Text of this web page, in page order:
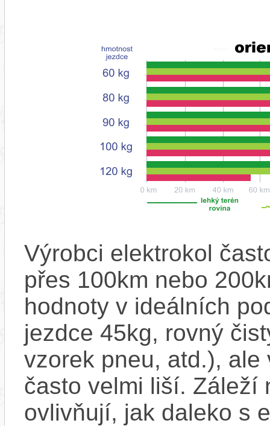
Výrobci elektrokol
přes 100km nebo
hodnoty v ideálních
jezdce 45kg, rovný
vzorek pneu, atd.),
často velmi liší. Záleží
ovlivňují, jak daleko s